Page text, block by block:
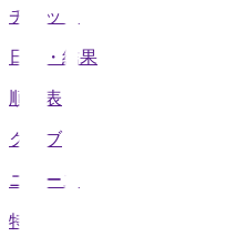
チケット
日程・結果
順位表
クラブ
ニュース
特集